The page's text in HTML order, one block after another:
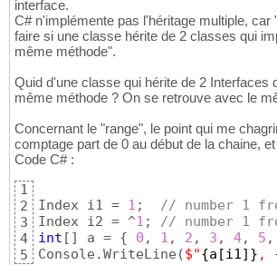
interface.
C# n'implémente pas l'héritage multiple, car
faire si une classe hérite de 2 classes qui
même méthode".
Quid d'une classe qui hérite de 2 Interfaces
même méthode ? On se retrouve avec le
Concernant le "range", le point qui me
comptage part de 0 au début de la chaine,
Code C# :
1
2
3
4
5
Index i1 = 1 ; // number 1
Index i2 = ^1 ; // number 1
int [ ] a = { 0 , 1 , 2 , 3 , 4, 5 ,
Console.WriteLine ($"{a [i1] } ,